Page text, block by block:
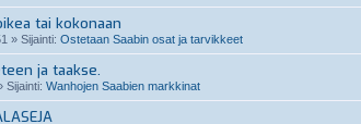
tai kokonaan
» Sijainti: Ostetaan Saabin osat ja tarvikkeet
ja taakse.
Sijainti: Wanhojen Saabien markkinat